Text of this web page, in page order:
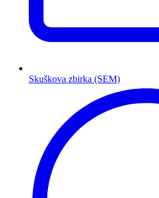
Skuškova zbirka (SEM)